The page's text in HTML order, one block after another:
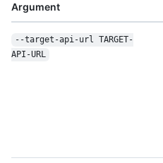
Argument
--target-api-url TARGET-
API-URL